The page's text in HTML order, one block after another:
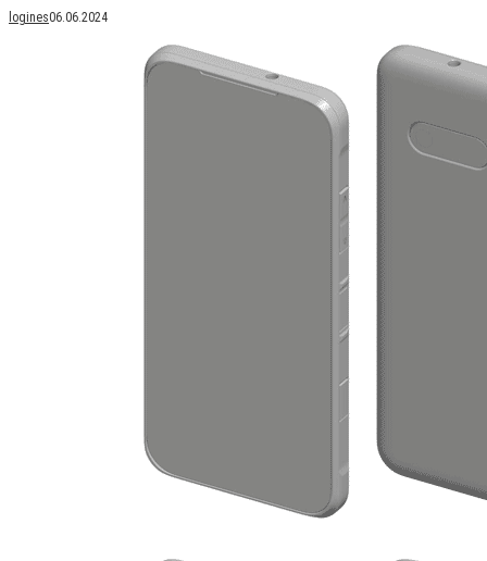
logines06.06.2024